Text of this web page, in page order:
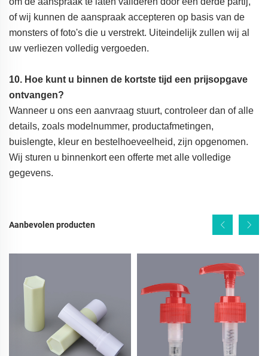
of wij kunnen de aanspraak accepteren op basis van de
monsters of foto's die u verstrekt. Uiteindelijk zullen wij al
uw verliezen volledig vergoeden.
10. Hoe kunt u binnen de kortste tijd een prijsopgave
ontvangen?
Wanneer u ons een aanvraag stuurt, controleer dan of alle
details, zoals modelnummer, productafmetingen,
buislengte, kleur en bestelhoeveelheid, zijn opgenomen.
Wij sturen u binnenkort een offerte met alle volledige
gegevens.
Aanbevolen producten